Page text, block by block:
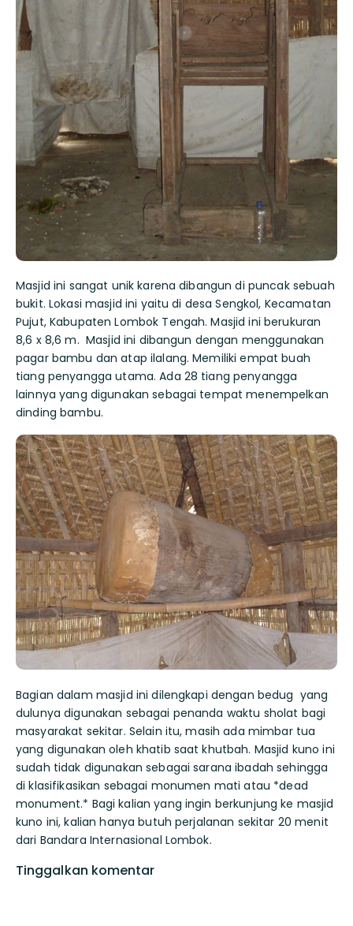
Masjid ini sangat unik karena dibangun di puncak sebuah
bukit. Lokasi masjid ini yaitu di desa Sengkol, Kecamatan
Pujut, Kabupaten Lombok Tengah. Masjid ini berukuran
8,6 x 8,6 m. Masjid ini dibangun dengan menggunakan
pagar bambu dan atap ilalang. Memiliki empat buah
tiang penyangga utama. Ada 28 tiang penyangga
lainnya yang digunakan sebagai tempat menempelkan
dinding bambu.
Bagian dalam masjid ini dilengkapi dengan bedug yang
dulunya digunakan sebagai penanda waktu sholat bagi
masyarakat sekitar. Selain itu, masih ada mimbar tua
yang digunakan oleh khatib saat khutbah. Masjid kuno ini
sudah tidak digunakan sebagai sarana ibadah sehingga
di klasifikasikan sebagai monumen mati atau *dead
monument.* Bagi kalian yang ingin berkunjung ke masjid
kuno ini, kalian hanya butuh perjalanan sekitar 20 menit
dari Bandara Internasional Lombok.
Tinggalkan komentar